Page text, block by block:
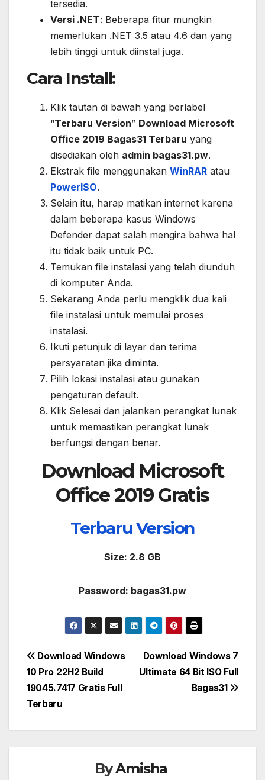
tersedia.
Versi .NET: Beberapa fitur mungkin
memerlukan .NET 3.5 atau 4.6 dan yang
lebih tinggi untuk diinstal juga.
Cara Install:
Klik tautan di bawah yang berlabel
“Terbaru Version” Download Microsoft
Office 2019 Bagas31 Terbaru yang
disediakan oleh admin bagas31.pw.
Ekstrak file menggunakan WinRAR atau
PowerISO.
Selain itu, harap matikan internet karena
dalam beberapa kasus Windows
Defender dapat salah mengira bahwa hal
itu tidak baik untuk PC.
Temukan file instalasi yang telah diunduh
di komputer Anda.
Sekarang Anda perlu mengklik dua kali
file instalasi untuk memulai proses
instalasi.
Ikuti petunjuk di layar dan terima
persyaratan jika diminta.
Pilih lokasi instalasi atau gunakan
pengaturan default.
Klik Selesai dan jalankan perangkat lunak
untuk memastikan perangkat lunak
berfungsi dengan benar.
Download Microsoft
Office 2019 Gratis
Terbaru Version
Size: 2.8 GB
Password: bagas31.pw
Post
navigation
Download Windows 7
Ultimate 64 Bit ISO Full
Bagas31
Download Windows
10 Pro 22H2 Build
19045.7417 Gratis Full
Terbaru
ByAmisha